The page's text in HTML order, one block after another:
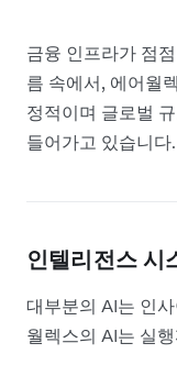
금융 인프라가 점
름 속에서, 에어월
정적이며 글로벌
들어가고 있습니다.
인텔리전스 시
대부분의 AI는 인
월렉스의 AI는 실